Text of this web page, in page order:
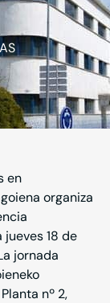
en
organiza
18 de
jornada
nº 2,